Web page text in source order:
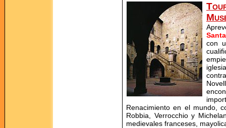
con
Renacimiento en el mundo,
Robbia, Verrocchio y
medievales franceses,